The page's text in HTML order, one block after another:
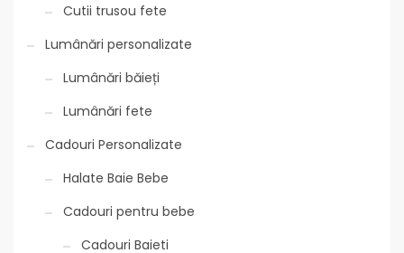
Cutii trusou fete
Lumânări personalizate
Lumânări băieți
Lumânări fete
Cadouri Personalizate
Halate Baie Bebe
Cadouri pentru bebe
Cadouri Baieti